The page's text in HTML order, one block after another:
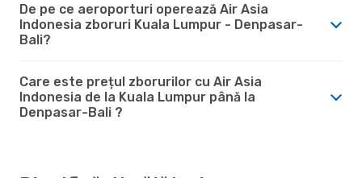
De pe ce aeroporturi operează Air Asia
Indonesia zboruri Kuala Lumpur - Denpasar-
Bali?
Care este prețul zborurilor cu Air Asia
Indonesia de la Kuala Lumpur până la
Denpasar-Bali ?